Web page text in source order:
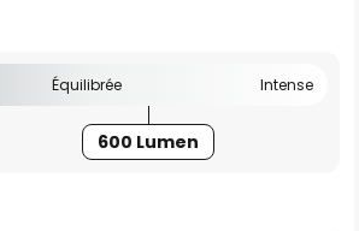
Équilibrée Intense
600 Lumen